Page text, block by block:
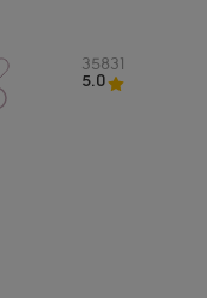
Артикул
35831
5.0